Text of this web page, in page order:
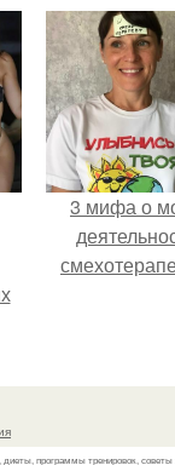
3 мифа о
программы тренировок, советы